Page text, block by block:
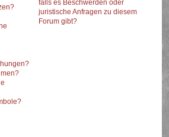
falls es Beschwerden oder
juristische Anfragen zu diesem
Forum gibt?